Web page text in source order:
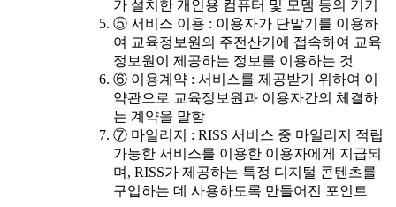
가 설치한 개인용 컴퓨터 및 모뎀 등의 기기
⑤ 서비스 이용 : 이용자가 단말기를 이용하
여 교육정보원의 주전산기에 접속하여 교육
정보원이 제공하는 정보를 이용하는 것
⑥ 이용계약 : 서비스를 제공받기 위하여 이
약관으로 교육정보원과 이용자간의 체결하
는 계약을 말함
⑦ 마일리지 : RISS 서비스 중 마일리지 적립
가능한 서비스를 이용한 이용자에게 지급되
며, RISS가 제공하는 특정 디지털 콘텐츠를
구입하는 데 사용하도록 만들어진 포인트